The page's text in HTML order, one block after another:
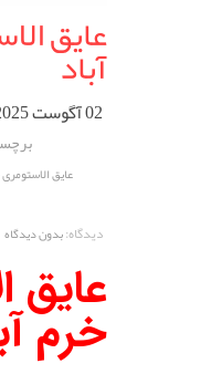
عایق
آباد
02 آگوست 2025
عایق
دیدگاه:بدون دیدگاه
عایق
خرم